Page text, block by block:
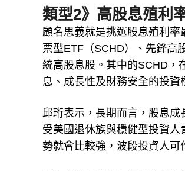
類型2》高股息殖利
顧名思義就是挑選股息殖利
票型ETF（SCHD）、先鋒高
統高股息股。其中的SCHD，
息、成長性及財務安全的投資
邱珩表示，長期而言，股息
受美國退休族與穩健型投資
勢就會比較強，波段投資人可